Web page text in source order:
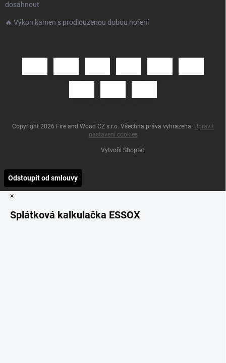
dosáhnout
🔥 Výkon kamen s prodlouženou dobou hoření
Vytvořil Shoptet
Copyright 2026 Fire and Wood CZ s.r.o. Všechna práva vyhrazena. Upravit
nastavení cookies
Odstoupit od smlouvy
×
Splátková kalkulačka ESSOX